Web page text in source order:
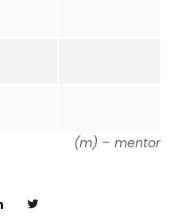
(m) – mentor